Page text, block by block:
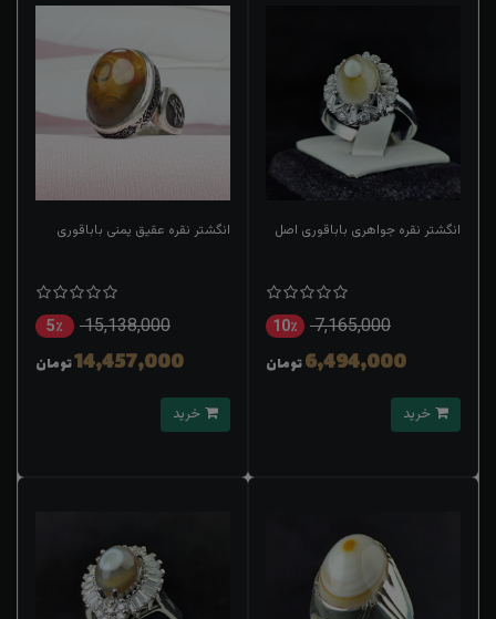
انگشتر نقره جواهری باباقوری اصل
7,165,000 10٪
6,494,000تومان
انگشتر نقره عقیق یمنی باباقوری
15,138,000 5٪
14,457,000تومان